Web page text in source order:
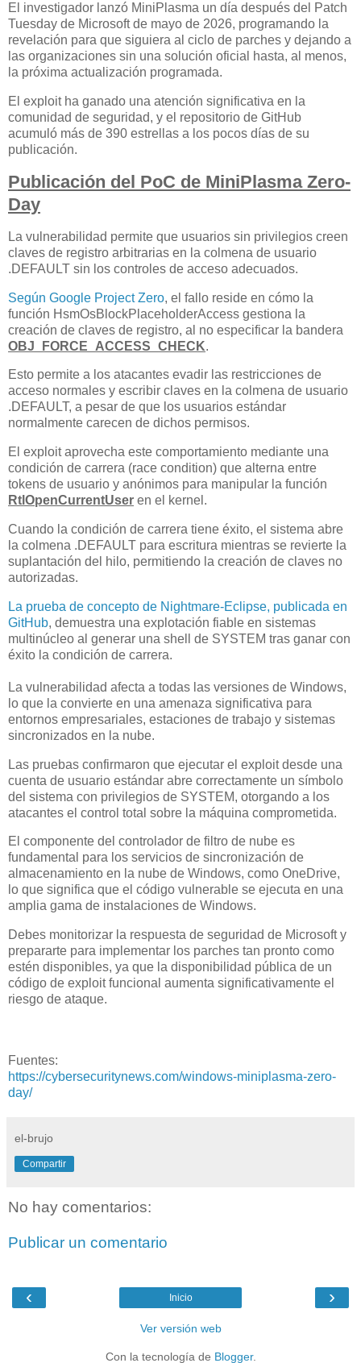
El investigador lanzó MiniPlasma un día después del Patch
Tuesday de Microsoft de mayo de 2026, programando la
revelación para que siguiera al ciclo de parches y dejando a
las organizaciones sin una solución oficial hasta, al menos,
la próxima actualización programada.
El exploit ha ganado una atención significativa en la
comunidad de seguridad, y el repositorio de GitHub
acumuló más de 390 estrellas a los pocos días de su
publicación.
Publicación del PoC de MiniPlasma Zero-
Day
La vulnerabilidad permite que usuarios sin privilegios creen
claves de registro arbitrarias en la colmena de usuario
.DEFAULT sin los controles de acceso adecuados.
Según Google Project Zero, el fallo reside en cómo la
función HsmOsBlockPlaceholderAccess gestiona la
creación de claves de registro, al no especificar la bandera
OBJ_FORCE_ACCESS_CHECK.
Esto permite a los atacantes evadir las restricciones de
acceso normales y escribir claves en la colmena de usuario
.DEFAULT, a pesar de que los usuarios estándar
normalmente carecen de dichos permisos.
El exploit aprovecha este comportamiento mediante una
condición de carrera (race condition) que alterna entre
tokens de usuario y anónimos para manipular la función
RtlOpenCurrentUser en el kernel.
Cuando la condición de carrera tiene éxito, el sistema abre
la colmena .DEFAULT para escritura mientras se revierte la
suplantación del hilo, permitiendo la creación de claves no
autorizadas.
La prueba de concepto de Nightmare-Eclipse, publicada en
GitHub, demuestra una explotación fiable en sistemas
multinúcleo al generar una shell de SYSTEM tras ganar con
éxito la condición de carrera.
La vulnerabilidad afecta a todas las versiones de Windows,
lo que la convierte en una amenaza significativa para
entornos empresariales, estaciones de trabajo y sistemas
sincronizados en la nube.
Las pruebas confirmaron que ejecutar el exploit desde una
cuenta de usuario estándar abre correctamente un símbolo
del sistema con privilegios de SYSTEM, otorgando a los
atacantes el control total sobre la máquina comprometida.
El componente del controlador de filtro de nube es
fundamental para los servicios de sincronización de
almacenamiento en la nube de Windows, como OneDrive,
lo que significa que el código vulnerable se ejecuta en una
amplia gama de instalaciones de Windows.
Debes monitorizar la respuesta de seguridad de Microsoft y
prepararte para implementar los parches tan pronto como
estén disponibles, ya que la disponibilidad pública de un
código de exploit funcional aumenta significativamente el
riesgo de ataque.
Fuentes:
https://cybersecuritynews.com/windows-miniplasma-zero-
day/
el-brujo
Compartir
No hay comentarios:
Publicar un comentario
‹ ›
Inicio
Ver versión web
Con la tecnología de Blogger.